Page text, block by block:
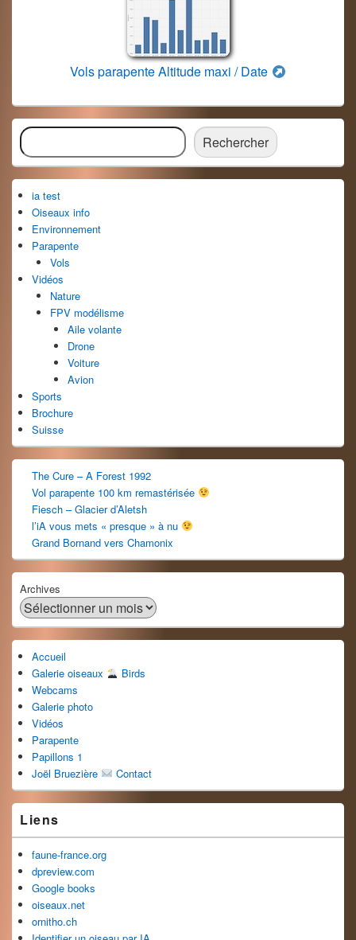
Vols parapente Altitude maxi / Date
Zone
principale
de
widget
pour
la
barre
latérale
Rechercher Rechercher
ia test
Oiseaux info
Environnement
Parapente
Vols
Vidéos
Nature
FPV modélisme
Aile volante
Drone
Voiture
Avion
Sports
Brochure
Suisse
The Cure – A Forest 1992
Vol parapente 100 km remastérisée
Fiesch – Glacier d’Aletsh
l’iA vous mets « presque » à nu
Grand Bornand vers Chamonix
Archives
Accueil
Galerie oiseaux
Birds
Webcams
Galerie photo
Vidéos
Parapente
Papillons 1
Joël Bruezière
Contact
Liens
faune-france.org
dpreview.com
Google books
oiseaux.net
ornitho.ch